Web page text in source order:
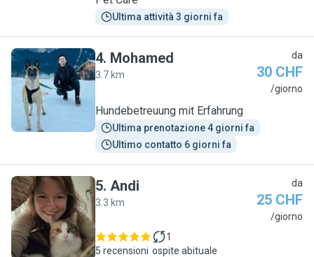
Ultima attività 3 giorni fa
M
4. Mohamed
3.7 km
da
30 CHF
/giorno
Hundebetreuung mit Erfahrung
Ultima prenotazione 4 giorni fa
Ultimo contatto 6 giorni fa
A
5. Andi
3.3 km
da
25 CHF
/giorno
5 recensioni
1
ospite abituale